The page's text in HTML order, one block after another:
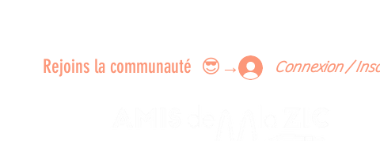
Connexion /
Rejoins la communauté 😎→